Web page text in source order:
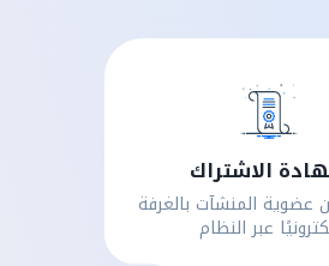
الاشتراك
عضوية المنشآت بالغرفة
عبر النظام